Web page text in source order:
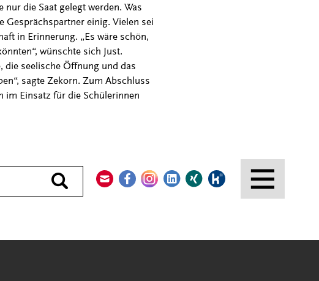
Durchsuchen
die Saat gelegt werden. Was
Gesprächspartner einig. Vielen sei
in Erinnerung. „Es wäre schön,
wünschte sich Just.
die seelische Öffnung und das
sagte Zekorn. Zum Abschluss
im Einsatz für die Schülerinnen